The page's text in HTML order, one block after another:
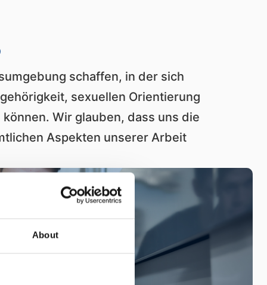
About
schaffen, in der sich
sexuellen Orientierung
Wir glauben, dass uns die
Aspekten unserer Arbeit
arbeiten mit der Kundschaft
dass unsere Produkte und
erzielen und lösen dabei
der jeweiligen
die Produktivität und
die Produktlebensdauer und